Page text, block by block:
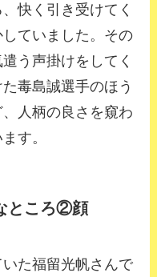
快く引き受けてく
ていました。その
う声掛けをしてく
毒島誠選手のほう
人柄の良さを窺わ
す。
ところ②顔
た福留光帆さんで